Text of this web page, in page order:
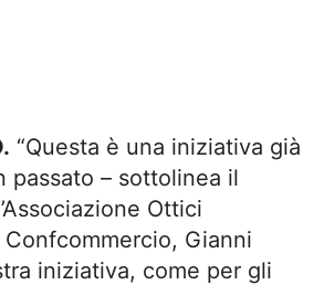
“Questa è una iniziativa già
passato – sottolinea il
Ottici
Gianni
iniziativa, come per gli